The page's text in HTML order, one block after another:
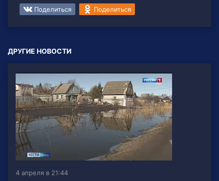
Поделиться Поделиться
ДРУГИЕ НОВОСТИ
4 апреля в 21:44